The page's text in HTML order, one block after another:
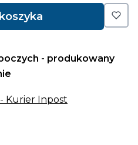
- produkowany
- Kurier Inpost